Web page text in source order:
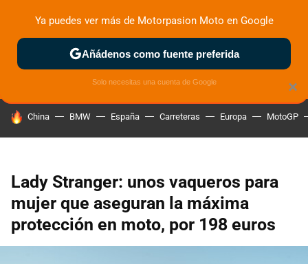
ZONA DE PRUEBAS DEPORTIVAS MOTOS ELÉCTRICAS
HOY SE HABLA DE
China BMW España Carreteras Europa MotoGP
Lady Stranger: unos vaqueros para
mujer que aseguran la máxima
protección en moto, por 198 euros
×
Ya puedes ver más de Motorpasion Moto en Google
Añádenos como fuente preferida
Solo necesitas una cuenta de Google